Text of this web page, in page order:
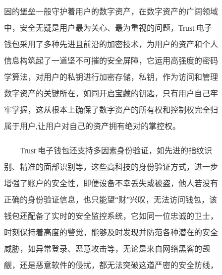
固的堡垒一般守护着用户的数字资产，在数字资产的广阔领域
中，安全无疑是用户最为关心、最为重视的问题，Trust 电子
钱包采用了多种先进且前沿的加密技术，为用户的资产和个人
信息构筑起了一道坚不可摧的安全屏障，它运用高强度的密码
学算法，对用户的私钥进行加密存储，私钥，作为访问和管理
数字资产的关键所在，如同开启宝藏的钥匙，只有用户自己牢
牢掌握，这从根本上确保了数字资产的所有权和控制权完全归
属于用户,让用户对自己的资产拥有绝对的掌控权。
Trust 电子钱包还支持多因素身份验证，如先进的指纹识
别、精准的面部识别等，这些高科技的身份验证方式，进一步
增强了账户的安全性，即便设备不幸丢失或被盗，他人若没有
正确的身份验证信息，也只能望“财”兴叹，无法访问钱包，该
钱包还配备了实时的安全监控系统，它如同一位忠诚的卫士，
时刻保持着高度的警觉，能够及时发现并防范各种潜在的安全
威胁，如异常登录、恶意攻击等，无论是来自网络黑客的觊
觎，还是恶意软件的侵扰，都无法突破这道严密的安全防线，